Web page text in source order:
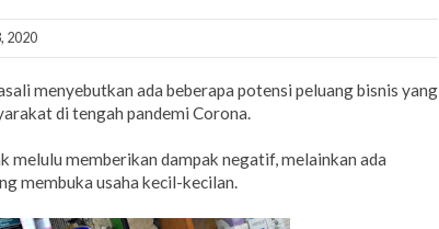
2020
menyebutkan ada beberapa potensi peluang bisnis yang
di tengah pandemi Corona.
melulu memberikan dampak negatif, melainkan ada
membuka usaha kecil-kecilan.